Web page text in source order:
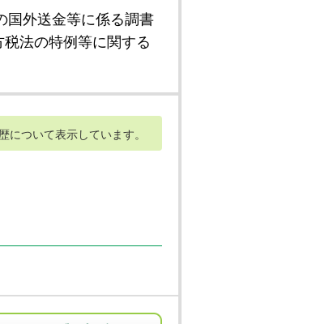
国外送金等に係る調書
法の特例等に関する
について表示しています。